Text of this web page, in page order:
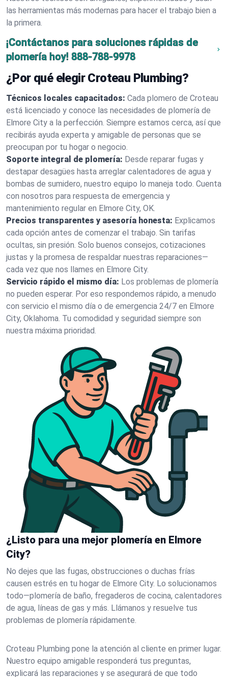
las herramientas más modernas para hacer el trabajo bien a
la primera.
¡Contáctanos para soluciones rápidas de
plomería hoy! 888-788-9978
¿Por qué elegir Croteau Plumbing?
Técnicos locales capacitados: Cada plomero de Croteau
está licenciado y conoce las necesidades de plomería de
Elmore City a la perfección. Siempre estamos cerca, así que
recibirás ayuda experta y amigable de personas que se
preocupan por tu hogar o negocio.
Soporte integral de plomería: Desde reparar fugas y
destapar desagües hasta arreglar calentadores de agua y
bombas de sumidero, nuestro equipo lo maneja todo. Cuenta
con nosotros para respuesta de emergencia y
mantenimiento regular en Elmore City, OK.
Precios transparentes y asesoría honesta: Explicamos
cada opción antes de comenzar el trabajo. Sin tarifas
ocultas, sin presión. Solo buenos consejos, cotizaciones
justas y la promesa de respaldar nuestras reparaciones—
cada vez que nos llames en Elmore City.
Servicio rápido el mismo día: Los problemas de plomería
no pueden esperar. Por eso respondemos rápido, a menudo
con servicio el mismo día o de emergencia 24/7 en Elmore
City, Oklahoma. Tu comodidad y seguridad siempre son
nuestra máxima prioridad.
¿Listo para una mejor plomería en Elmore
City?
No dejes que las fugas, obstrucciones o duchas frías
causen estrés en tu hogar de Elmore City. Lo solucionamos
todo—plomería de baño, fregaderos de cocina, calentadores
de agua, líneas de gas y más. Llámanos y resuelve tus
problemas de plomería rápidamente.
Croteau Plumbing pone la atención al cliente en primer lugar.
Nuestro equipo amigable responderá tus preguntas,
explicará las reparaciones y se asegurará de que todo